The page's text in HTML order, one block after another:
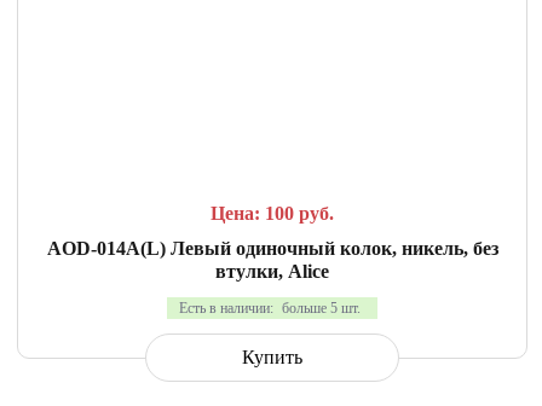
Цена: 100 руб.
AOD-014A(L) Левый одиночный колок, никель, без
втулки, Alice
Есть в наличии: больше 5 шт.
Купить